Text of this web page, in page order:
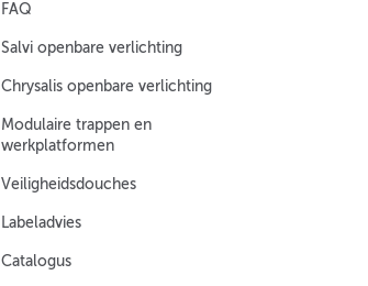
FAQ
Salvi openbare verlichting
Chrysalis openbare verlichting
Modulaire trappen en
werkplatformen
Veiligheidsdouches
Labeladvies
Catalogus